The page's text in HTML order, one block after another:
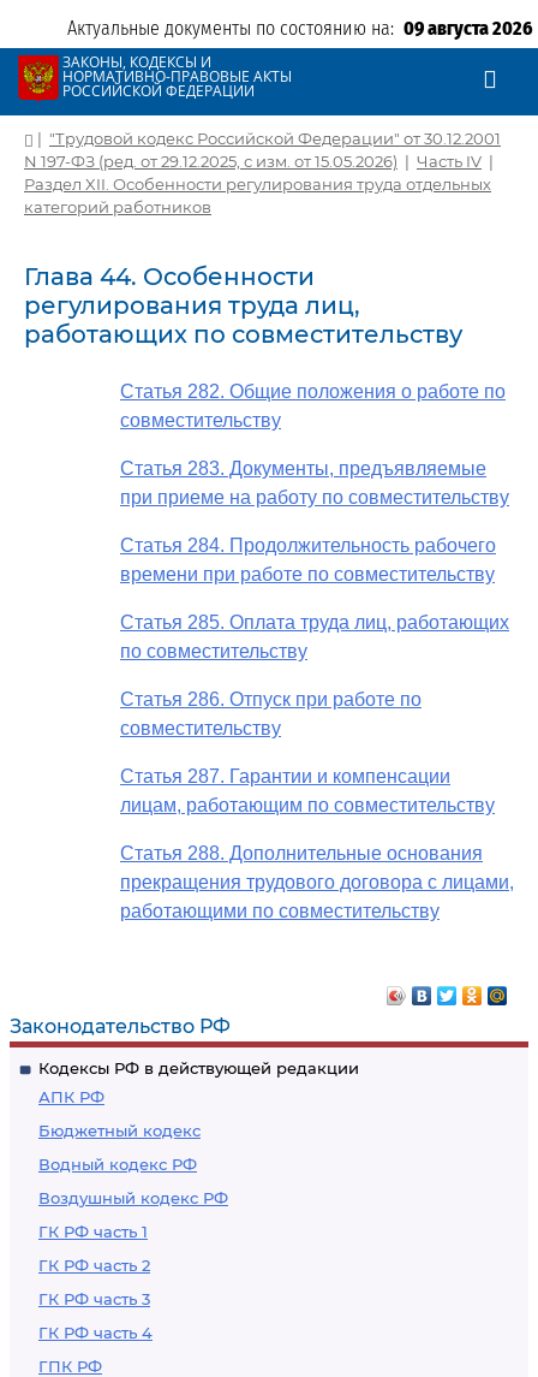
Актуальные документы по состоянию на: 09 августа 2026
ЗАКОНЫ, КОДЕКСЫ И
НОРМАТИВНО-ПРАВОВЫЕ АКТЫ
РОССИЙСКОЙ ФЕДЕРАЦИИ
Законодательство РФ
Кодексы РФ в действующей редакции
АПК РФ
Бюджетный кодекс
Водный кодекс РФ
Воздушный кодекс РФ
ГК РФ часть 1
ГК РФ часть 2
ГК РФ часть 3
ГК РФ часть 4
ГПК РФ
| "Трудовой кодекс Российской Федерации" от 30.12.2001
N 197-ФЗ (ред. от 29.12.2025, с изм. от 15.05.2026) | Часть IV |
Раздел XII. Особенности регулирования труда отдельных
категорий работников
Глава 44. Особенности
регулирования труда лиц,
работающих по совместительству
Статья 282. Общие положения о работе по
совместительству
Статья 283. Документы, предъявляемые
при приеме на работу по совместительству
Статья 284. Продолжительность рабочего
времени при работе по совместительству
Статья 285. Оплата труда лиц, работающих
по совместительству
Статья 286. Отпуск при работе по
совместительству
Статья 287. Гарантии и компенсации
лицам, работающим по совместительству
Статья 288. Дополнительные основания
прекращения трудового договора с лицами,
работающими по совместительству